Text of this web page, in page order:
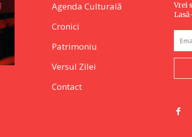
Agenda Culturală
Cronici
Patrimoniu
Versul Zilei
Contact
Vrei